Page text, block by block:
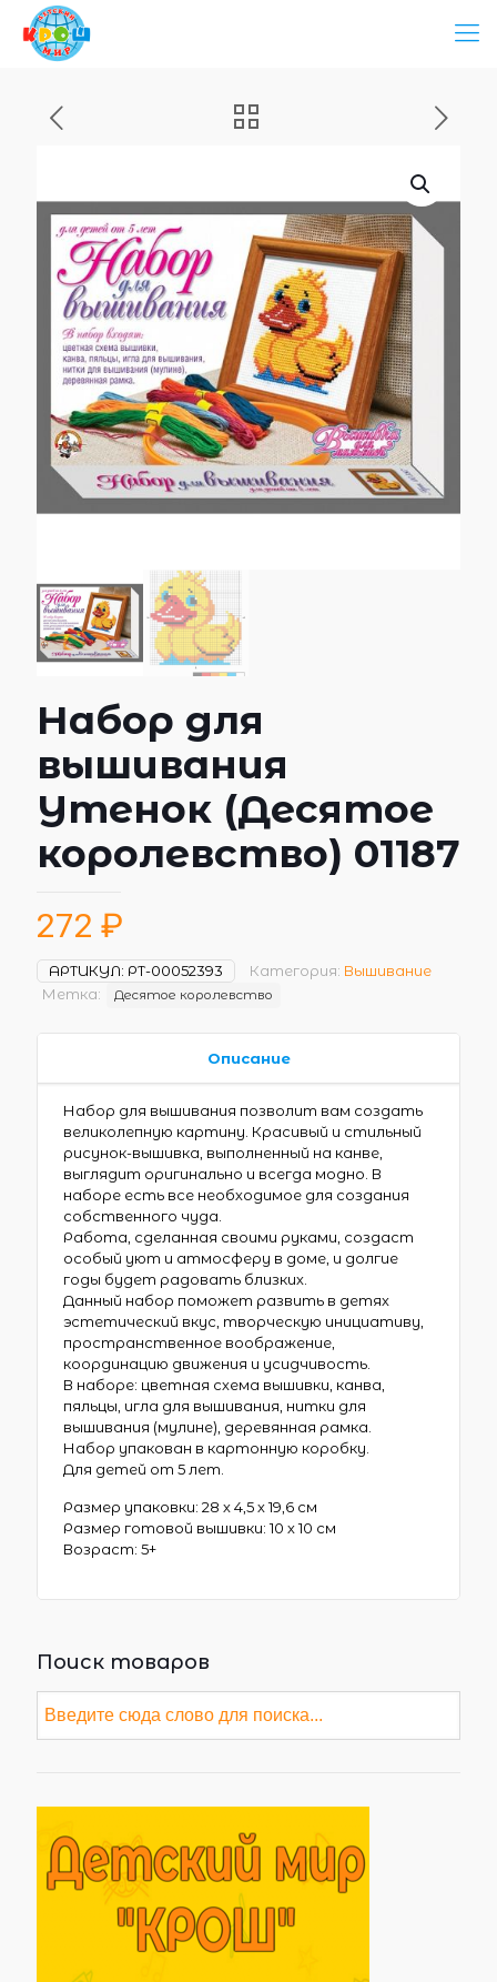
Набор для
вышивания
Утенок (Десятое
королевство) 01187
272 ₽
АРТИКУЛ: РТ-00052393 Категория: Вышивание
Метка:
Десятое королевство
Описание
Набор для вышивания позволит вам создать
великолепную картину. Красивый и стильный
рисунок-вышивка, выполненный на канве,
выглядит оригинально и всегда модно. В
наборе есть все необходимое для создания
собственного чуда.
Работа, сделанная своими руками, создаст
особый уют и атмосферу в доме, и долгие
годы будет радовать близких.
Данный набор поможет развить в детях
эстетический вкус, творческую инициативу,
пространственное воображение,
координацию движения и усидчивость.
В наборе: цветная схема вышивки, канва,
пяльцы, игла для вышивания, нитки для
вышивания (мулине), деревянная рамка.
Набор упакован в картонную коробку.
Для детей от 5 лет.
Размер упаковки: 28 х 4,5 х 19,6 см
Размер готовой вышивки: 10 х 10 см
Возраст: 5+
Поиск товаров